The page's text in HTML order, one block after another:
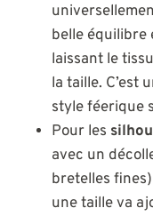
belle équilibre
laissant le
la taille. C’est
style féerique
Pour les
avec un
bretelles
une taille va